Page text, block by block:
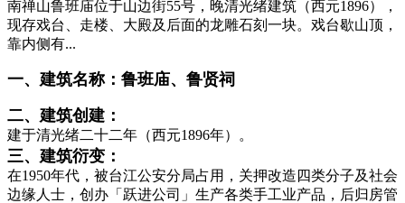
南禅山鲁班庙位于山边街55号，晚清光绪建筑（西元1896），
现存戏台、走楼、大殿及后面的龙雕石刻一块。戏台歇山顶，
靠内侧有...
一、建筑名称：鲁班庙、鲁贤祠
二、建筑创建：
建于清光绪二十二年（西元1896年）。
三、建筑衍变：
在1950年代，被台江公安分局占用，关押改造四类分子及社会
边缘人士，创办「跃进公司」生产各类手工业产品，后归房管